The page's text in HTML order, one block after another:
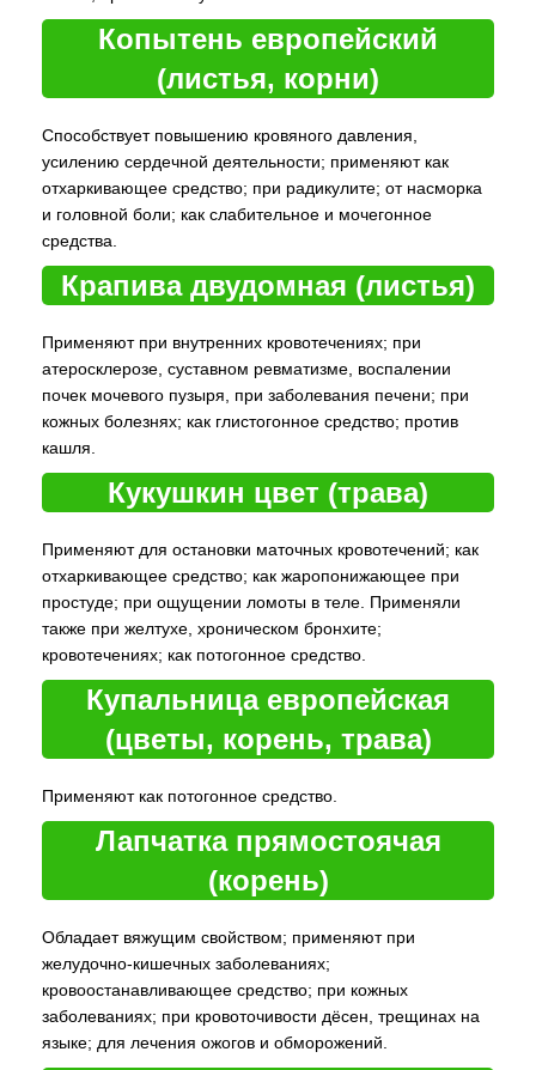
Копытень европейский
(листья, корни)
Способствует повышению кровяного давления,
усилению сердечной деятельности; применяют как
отхаркивающее средство; при радикулите; от насморка
и головной боли; как слабительное и мочегонное
средства.
Крапива двудомная (листья)
Применяют при внутренних кровотечениях; при
атеросклерозе, суставном ревматизме, воспалении
почек мочевого пузыря, при заболевания печени; при
кожных болезнях; как глистогонное средство; против
кашля.
Кукушкин цвет (трава)
Применяют для остановки маточных кровотечений; как
отхаркивающее средство; как жаропонижающее при
простуде; при ощущении ломоты в теле. Применяли
также при желтухе, хроническом бронхите;
кровотечениях; как потогонное средство.
Купальница европейская
(цветы, корень, трава)
Применяют как потогонное средство.
Лапчатка прямостоячая
(корень)
Обладает вяжущим свойством; применяют при
желудочно-кишечных заболеваниях;
кровоостанавливающее средство; при кожных
заболеваниях; при кровоточивости дёсен, трещинах на
языке; для лечения ожогов и обморожений.